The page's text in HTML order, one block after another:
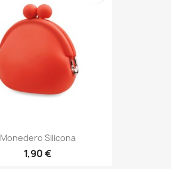
Monedero Silicona
1,90 €